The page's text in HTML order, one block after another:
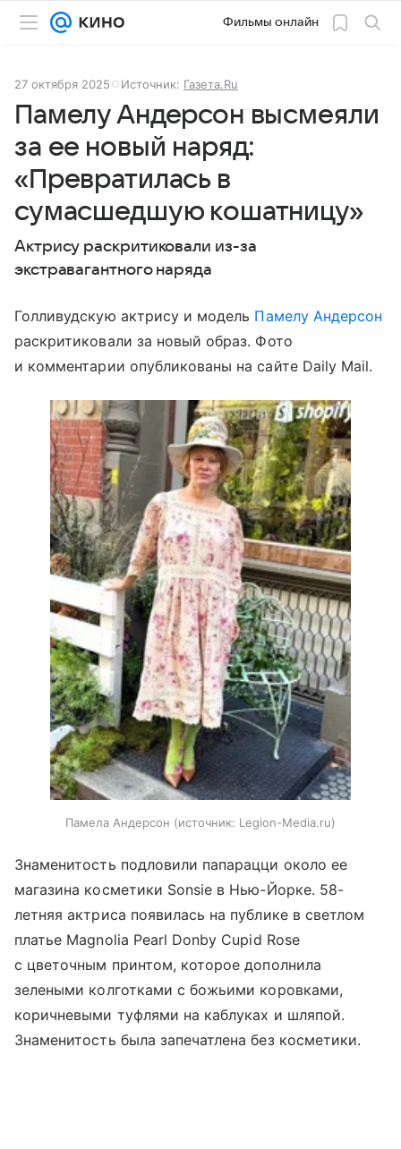
Фильмы онлайн
27 октября 2025 Источник: Газета.Ru
Памелу Андерсон высмеяли
за ее новый наряд:
«Превратилась в
сумасшедшую кошатницу»
Актрису раскритиковали из-за
экстравагантного наряда
Голливудскую актрису и модель Памелу Андерсон
раскритиковали за новый образ. Фото
и комментарии опубликованы на сайте Daily Mail.
Памела Андерсон источник: Legion-Media.ru
Знаменитость подловили папарацци около ее
магазина косметики Sonsie в Нью-Йорке. 58-
летняя актриса появилась на публике в светлом
платье Magnolia Pearl Donby Cupid Rose
с цветочным принтом, которое дополнила
зелеными колготками с божьими коровками,
коричневыми туфлями на каблуках и шляпой.
Знаменитость была запечатлена без косметики.